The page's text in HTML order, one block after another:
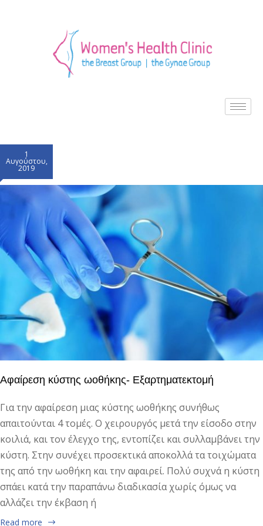
1
Αυγούστου,
2019
Αφαίρεση κύστης ωοθήκης- Εξαρτηματεκτομή
Για την αφαίρεση μιας κύστης ωοθήκης συνήθως
απαιτούνται 4 τομές. Ο χειρουργός μετά την είσοδο στην
κοιλιά, και τον έλεγχο της, εντοπίζει και συλλαμβάνει την
κύστη. Στην συνέχει προσεκτικά αποκολλά τα τοιχώματα
της από την ωοθήκη και την αφαιρεί. Πολύ συχνά η κύστη
σπάει κατά την παραπάνω διαδικασία χωρίς όμως να
αλλάζει την έκβαση ή
Read more